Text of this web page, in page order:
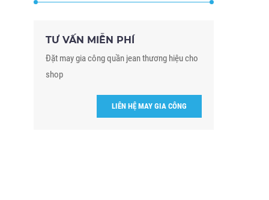
TƯ VẤN MIỄN PHÍ
Đặt may gia công quần jean thương hiệu cho
shop
LIÊN HỆ MAY GIA CÔNG